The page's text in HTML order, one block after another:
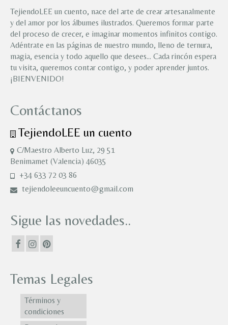
TejiendoLEE un cuento, nace del arte de crear artesanalmente
y del amor por los álbumes ilustrados. Queremos formar parte
del proceso de crecer, e imaginar momentos infinitos contigo.
Adéntrate en las páginas de nuestro mundo, lleno de ternura,
magia, esencia y todo aquello que desees… Cada rincón espera
tu visita, queremos contar contigo, y poder aprender juntos.
¡BIENVENIDO!
Contáctanos
TejiendoLEE un cuento
C/Maestro Alberto Luz, 29 51
Benimamet (Valencia) 46035
+34 633 72 03 86
tejiendoleeuncuento@gmail.com
Sigue las novedades..
Temas Legales
Términos y
condiciones